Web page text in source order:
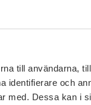
till användarna,
identifierare och
med. Dessa kan i